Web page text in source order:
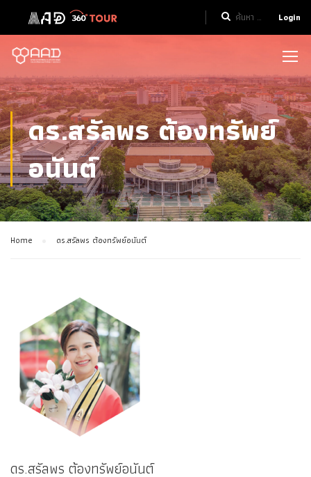
Login
ดร.สรัลพร ต้องทรัพย์
อนันต์
Home ดร.สรัลพร ต้องทรัพย์อนันต์
ดร.สรัลพร ต้องทรัพย์อนันต์